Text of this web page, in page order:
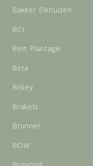
Bakker Elkhuizen
BCI
Bert Plantagie
Beta
Bisley
Brakels
Brunner
BOW